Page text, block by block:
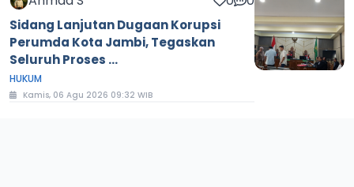
Sidang Lanjutan Dugaan Korupsi
Perumda Kota Jambi, Tegaskan
Seluruh Proses ...
HUKUM
Kamis, 06 Agu 2026 09:32 WIB